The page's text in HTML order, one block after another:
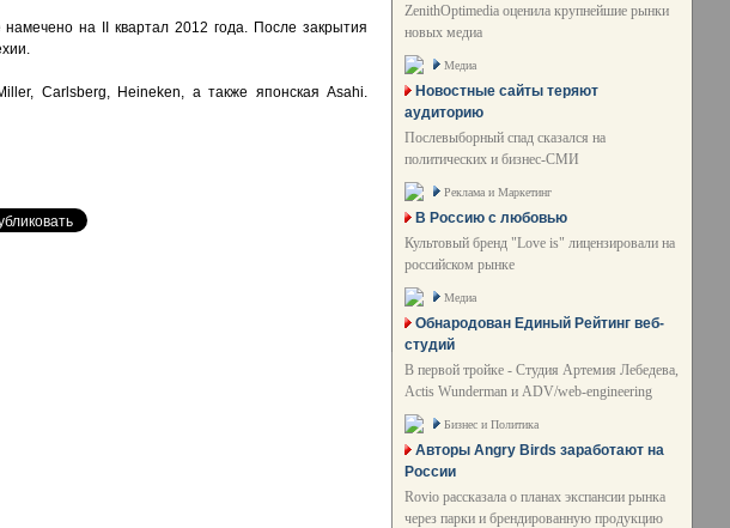
на II квартал 2012 года. После закрытия
Carlsberg, Heineken, а также японская Asahi.
ZenithOptimedia оценила крупнейшие рынки
новых медиа
Медиа
Новостные сайты теряют
аудиторию
Послевыборный спад сказался на
политических и бизнес-СМИ
Реклама и Маркетинг
В Россию с любовью
Культовый бренд "Love is" лицензировали на
российском рынке
Медиа
Обнародован Единый Рейтинг веб-
студий
В первой тройке - Студия Артемия Лебедева,
Actis Wunderman и ADV/web-engineering
Бизнес и Политика
Авторы Angry Birds заработают на
России
Rovio рассказала о планах экспансии рынка
через парки и брендированную продукцию